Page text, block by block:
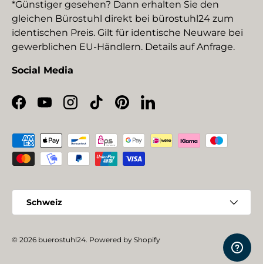
*Günstiger gesehen? Dann erhalten Sie den
gleichen Bürostuhl direkt bei bürostuhl24 zum
identischen Preis. Gilt für identische Neuware bei
gewerblichen EU-Händlern. Details auf Anfrage.
Social Media
Facebook
YouTubeInstagram
TikTokPinterestLinkedIn
Zahlungsmethoden
Schweiz
© 2026 buerostuhl24. Powered by Shopify